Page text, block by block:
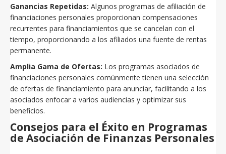
Ganancias Repetidas: Algunos programas de afiliación de
financiaciones personales proporcionan compensaciones
recurrentes para financiamientos que se cancelan con el
tiempo, proporcionando a los afiliados una fuente de rentas
permanente.
Amplia Gama de Ofertas: Los programas asociados de
financiaciones personales comúnmente tienen una selección
de ofertas de financiamiento para anunciar, facilitando a los
asociados enfocar a varios audiencias y optimizar sus
beneficios.
Consejos para el Éxito en Programas
de Asociación de Finanzas Personales